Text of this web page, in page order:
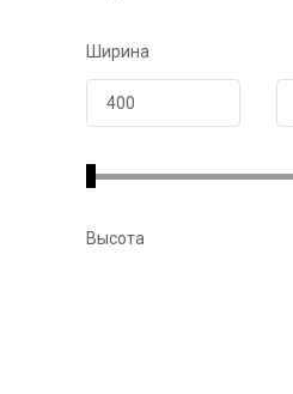
Ширина
Высота